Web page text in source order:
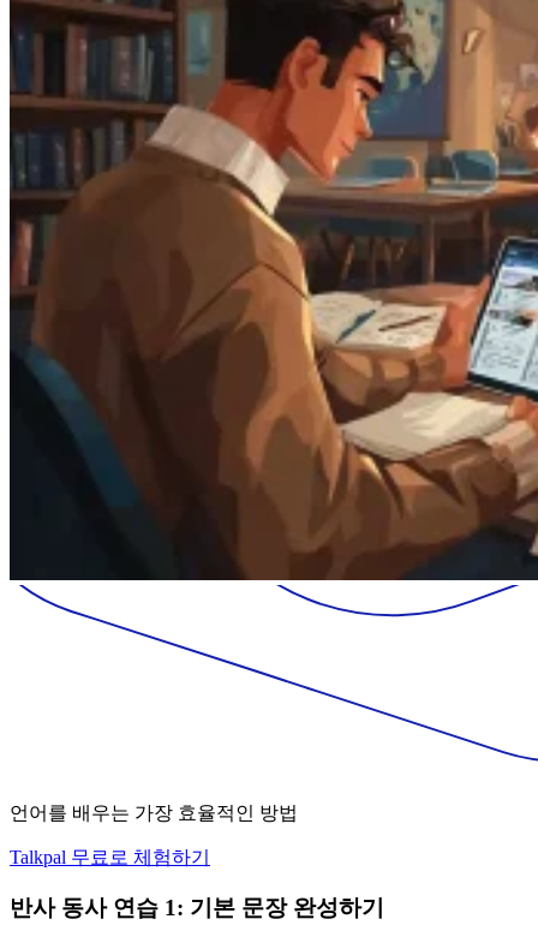
언어를 배우는 가장 효율적인 방법
Talkpal 무료로 체험하기
반사 동사 연습 1: 기본 문장 완성하기